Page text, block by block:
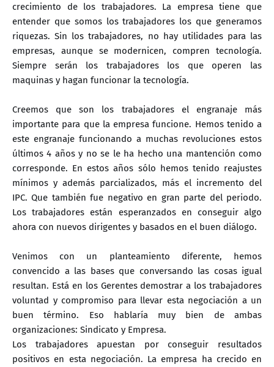
crecimiento de los trabajadores. La empresa tiene que
entender que somos los trabajadores los que generamos
riquezas. Sin los trabajadores, no hay utilidades para las
empresas, aunque se modernicen, compren tecnología.
Siempre serán los trabajadores los que operen las
maquinas y hagan funcionar la tecnología.
Creemos que son los trabajadores el engranaje más
importante para que la empresa funcione. Hemos tenido a
este engranaje funcionando a muchas revoluciones estos
últimos 4 años y no se le ha hecho una mantención como
corresponde. En estos años sólo hemos tenido reajustes
mínimos y además parcializados, más el incremento del
IPC. Que también fue negativo en gran parte del periodo.
Los trabajadores están esperanzados en conseguir algo
ahora con nuevos dirigentes y basados en el buen diálogo.
Venimos con un planteamiento diferente, hemos
convencido a las bases que conversando las cosas igual
resultan. Está en los Gerentes demostrar a los trabajadores
voluntad y compromiso para llevar esta negociación a un
buen término. Eso hablaría muy bien de ambas
organizaciones: Sindicato y Empresa.
Los trabajadores apuestan por conseguir resultados
positivos en esta negociación. La empresa ha crecido en